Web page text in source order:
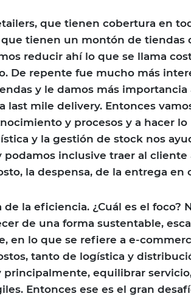
que tienen cobertura en
tienen un montón de tiendas
reducir ahí lo que se llama
De repente fue mucho más
y le damos más
last mile delivery. Entonces
y procesos y a hacer
y la gestión de stock nos
inclusive traer al cliente
la despensa, de la entrega en
de la eficiencia. ¿Cuál es el foco?
de una forma sustentable,
en lo que se refiere a e-
tanto de logística y
principalmente, equilibrar
Entonces ese es el gran